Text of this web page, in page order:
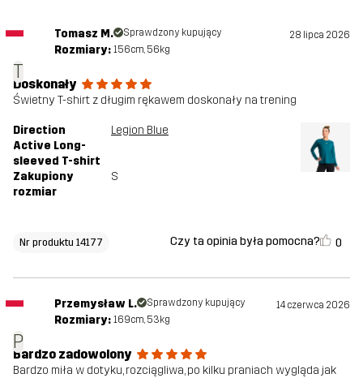
T
Tomasz M. Sprawdzony kupujący 28 lipca 2026
Rozmiary: 156cm, 56kg
Doskonały
Świetny T-shirt z długim rękawem doskonały na trening
Direction
Active Long-
sleeved T-shirt
Legion Blue
Zakupiony
rozmiar
S
Nr produktu 14177 Czy ta opinia była pomocna? 0
P
Przemysław L. Sprawdzony kupujący 14 czerwca 2026
Rozmiary: 169cm, 53kg
Bardzo zadowolony
Bardzo miła w dotyku, rozciągliwa, po kilku praniach wygląda jak